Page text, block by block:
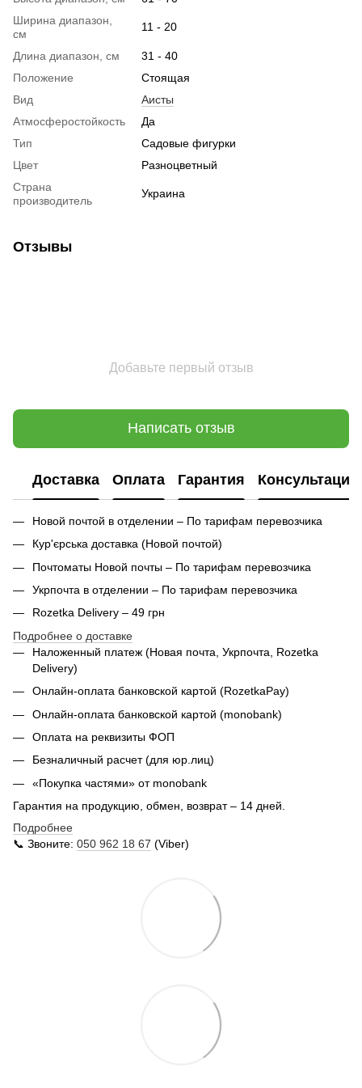
Ширина диапазон,
см
11 - 20
Длина диапазон, см
31 - 40
Положение
Стоящая
Вид
Аисты
Атмосферостойкость
Да
Тип
Садовые фигурки
Цвет
Разноцветный
Страна
производитель
Украина
Отзывы
Добавьте первый отзыв
Написать отзыв
Доставка Оплата Гарантия Консультация
Новой почтой в отделении – По тарифам перевозчика
Кур'єрська доставка (Новой почтой)
Почтоматы Новой почты – По тарифам перевозчика
Укрпочта в отделении – По тарифам перевозчика
Rozetka Delivery – 49 грн
Подробнее о доставке
Наложенный платеж (Новая почта, Укрпочта, Rozetka
Delivery)
Онлайн-оплата банковской картой (RozetkaPay)
Онлайн-оплата банковской картой (monobank)
Оплата на реквизиты ФОП
Безналичный расчет (для юр.лиц)
«Покупка частями» от monobank
Гарантия на продукцию, обмен, возврат – 14 дней.
Подробнее
📞 Звоните: 050 962 18 67 (Viber)